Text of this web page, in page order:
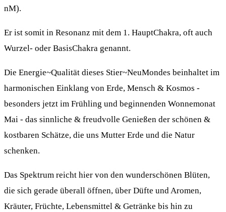
nM).
Er ist somit in Resonanz mit dem 1. HauptChakra, oft auch
Wurzel- oder BasisChakra genannt.
Die Energie~Qualität dieses Stier~NeuMondes beinhaltet im
harmonischen Einklang von Erde, Mensch & Kosmos -
besonders jetzt im Frühling und beginnenden Wonnemonat
Mai - das sinnliche & freudvolle Genießen der schönen &
kostbaren Schätze, die uns Mutter Erde und die Natur
schenken.
Das Spektrum reicht hier von den wunderschönen Blüten,
die sich gerade überall öffnen, über Düfte und Aromen,
Kräuter, Früchte, Lebensmittel & Getränke bis hin zu